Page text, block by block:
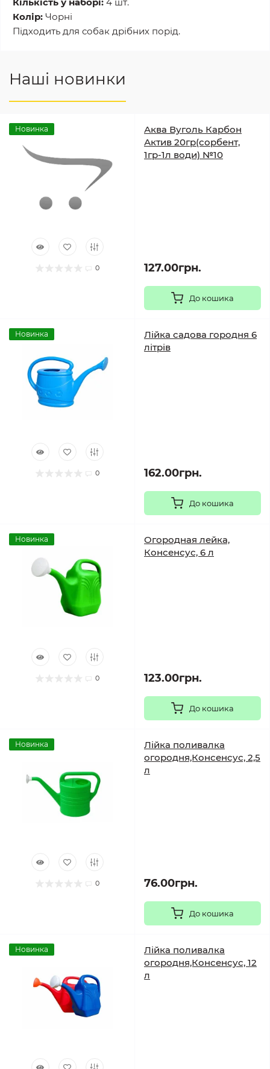
Колір: Чорні
Підходить для собак дрібних порід.
Наші новинки
Новинка
0
Аква Вуголь Карбон
Актив 20гр(сорбент,
1гр-1л води) №10
127.00грн.
До кошика
Новинка
0
Лійка садова городня 6
літрів
162.00грн.
До кошика
Новинка
0
Огородная лейка,
Консенсус, 6 л
123.00грн.
До кошика
Новинка
0
Лійка поливалка
огородня,Консенсус, 2,5
л
76.00грн.
До кошика
Новинка
Лійка поливалка
огородня,Консенсус, 12
л